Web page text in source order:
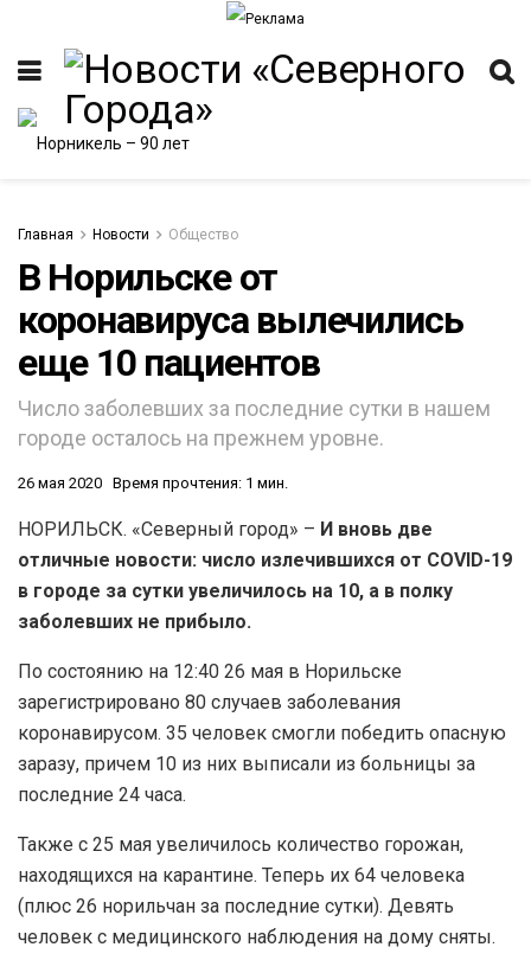
Главная Новости Общество
В Норильске от
коронавируса вылечились
еще 10 пациентов
Число заболевших за последние сутки в нашем
городе осталось на прежнем уровне.
26 мая 2020 Время прочтения: 1 мин.
НОРИЛЬСК. «Северный город» – И вновь две
отличные новости: число излечившихся от COVID-19
в городе за сутки увеличилось на 10, а в полку
заболевших не прибыло.
По состоянию на 12:40 26 мая в Норильске
зарегистрировано 80 случаев заболевания
коронавирусом. 35 человек смогли победить опасную
заразу, причем 10 из них выписали из больницы за
последние 24 часа.
Также с 25 мая увеличилось количество горожан,
находящихся на карантине. Теперь их 64 человека
(плюс 26 норильчан за последние сутки). Девять
человек с медицинского наблюдения на дому сняты.